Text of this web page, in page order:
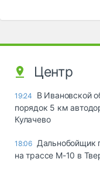
Центр
19:24
В Ивановской
порядок 5 км
Кулачево
18:06 Дальнобойщик
на трассе М-10 в